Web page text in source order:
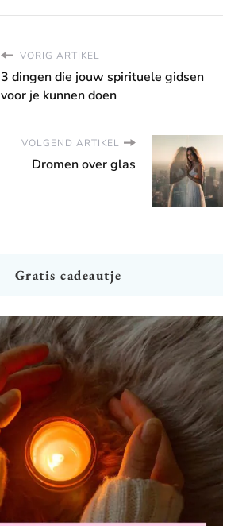
VORIG ARTIKEL
3 dingen die jouw spirituele gidsen
voor je kunnen doen
VOLGEND ARTIKEL
Dromen over glas
Gratis cadeautje